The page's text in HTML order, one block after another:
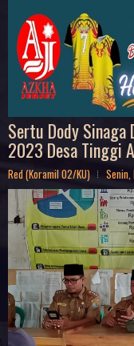
Sertu Dody Sinaga
2023 Desa Tinggi
Red (Koramil 02/KU)